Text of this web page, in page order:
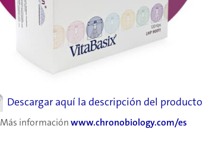
Descargar aquí la descripción del producto
Más información www.chronobiology.com/es